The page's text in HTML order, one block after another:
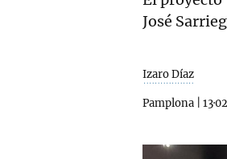
José
Izaro Díaz
Pamplona